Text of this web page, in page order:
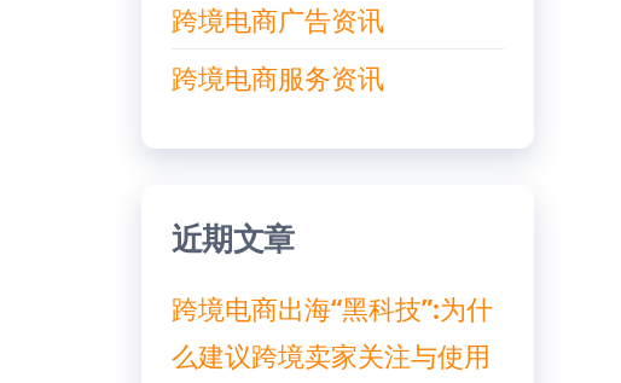
跨境电商广告资讯
跨境电商服务资讯
近期文章
跨境电商出海“黑科技”:为什
么建议跨境卖家关注与使用